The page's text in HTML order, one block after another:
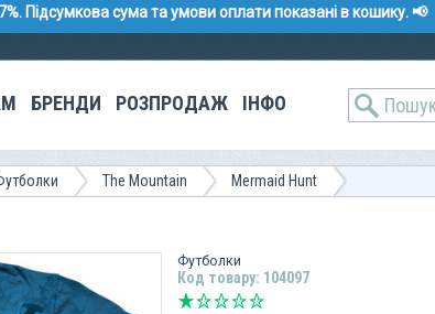
Підсумкова сума та умови оплати показані в кошику. 📢
БРЕНДИ РОЗПРОДАЖ ІНФО
The Mountain Mermaid Hunt
Футболки
Код товару: 104097